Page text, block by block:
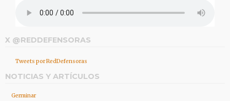
X @REDDEFENSORAS
Tweets por RedDefensoras
NOTICIAS Y ARTÍCULOS
Germinar